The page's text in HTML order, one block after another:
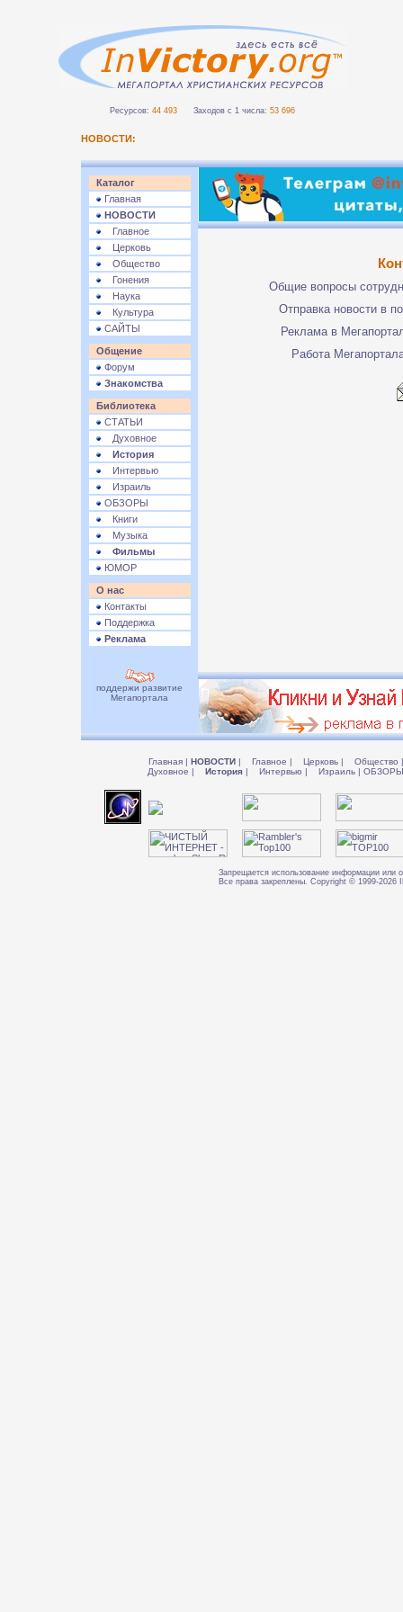
Ресурсов: 44 493 Заходов с 1 числа: 53 696
НОВОСТИ:
Каталог
Главная
НОВОСТИ
Главное
Церковь
Общество
Гонения
Наука
Культура
САЙТЫ
Общение
Форум
Знакомства
Библиотека
СТАТЬИ
Духовное
История
Интервью
Израиль
ОБЗОРЫ
Книги
Музыка
Фильмы
ЮМОР
О нас
Контакты
Поддержка
Реклама
Общие вопросы
Отправка новости в
Реклама в
Работа
поддержи развитие
Мегапортала
Главная | НОВОСТИ | Главное | Церковь | Общество |
Духовное | История | Интервью | Израиль |
Запрещается использование информации или
Все права закреплены. Copyright © 1999-